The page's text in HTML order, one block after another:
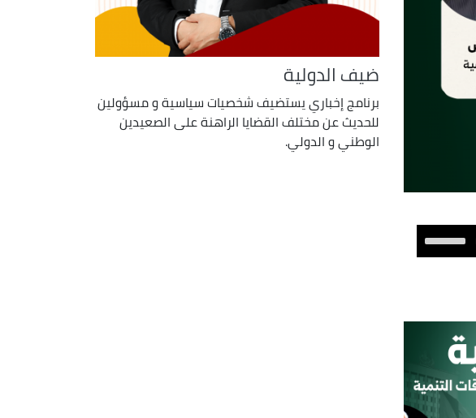
volume.
ضيف الدولية
برنامج إخباري يستضيف شخصيات سياسية و مسؤولين
للحديث عن مختلف القضايا الراهنة على الصعيدين
الوطني و الدولي.